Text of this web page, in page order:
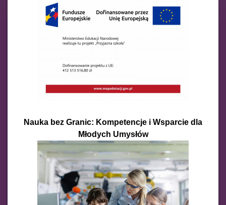
Nauka bez Granic: Kompetencje i Wsparcie dla
Młodych Umysłów